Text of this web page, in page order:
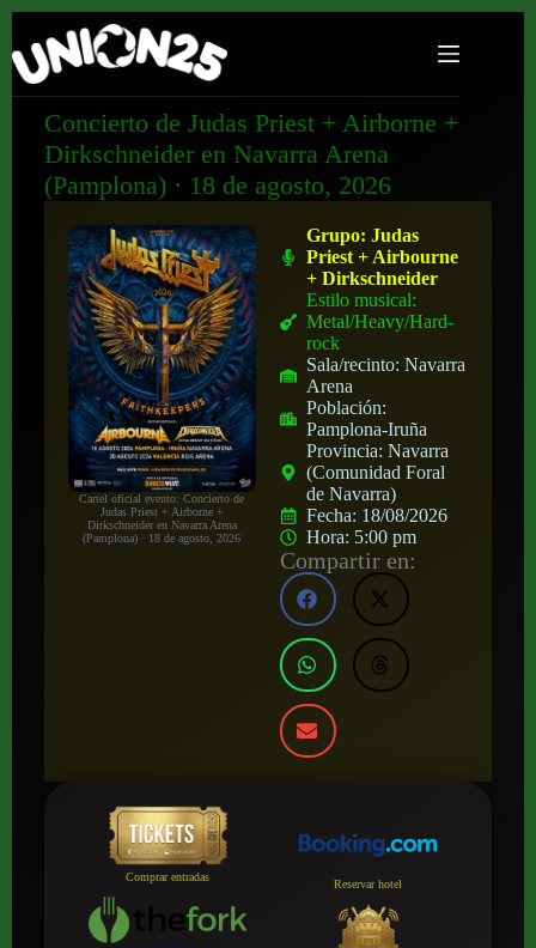
Concierto de Judas Priest + Airborne +
Dirkschneider en Navarra Arena
(Pamplona) · 18 de agosto, 2026
Cartel oficial evento: Concierto de
Judas Priest + Airborne +
Dirkschneider en Navarra Arena
(Pamplona) · 18 de agosto, 2026
Grupo:Judas
Priest + Airbourne
+ Dirkschneider
Estilo musical:
Metal/Heavy/Hard-
rock
Sala/recinto:Navarra
Arena
Población:
Pamplona-Iruña
Provincia:Navarra
(Comunidad Foral
de Navarra)
Fecha: 18/08/2026
Hora: 5:00 pm
Compartir en:
Comprar entradas
Reservar hotel